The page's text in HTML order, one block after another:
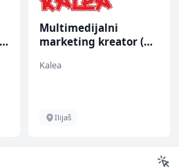
Multimedijalni
marketing kreator (m/
Kalea
Ilijaš